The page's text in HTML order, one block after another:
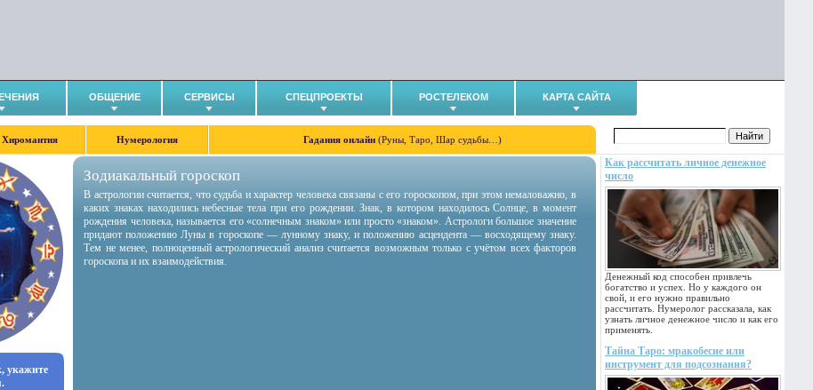
ОБЩЕНИЕ СЕРВИСЫ СПЕЦПРОЕКТЫ РОСТЕЛЕКОМ КАРТА САЙТА
Хиромантия Нумерология Гадания онлайн (Руны, Таро, Шар судьбы…)
Как рассчитать личное денежное
число
Денежный код способен привлечь
богатство и успех. Но у каждого он
свой, и его нужно правильно
рассчитать. Нумеролог рассказала, как
узнать личное денежное число и как его
применять.
Тайна Таро: мракобесие или
инструмент для подсознания?
укажите
Зодиакальный гороскоп
В астрологии считается, что судьба и характер человека связаны с его гороскопом, при этом немаловажно, в
каких знаках находились небесные тела при его рождении. Знак, в котором находилось Солнце, в момент
рождения человека, называется его «солнечным знаком» или просто «знаком». Астрологи большое значение
придают положению Луны в гороскопе — лунному знаку, и положению асцендента — восходящему знаку.
Тем не менее, полноценный астрологический анализ считается возможным только с учётом всех факторов
гороскопа и их взаимодействия.